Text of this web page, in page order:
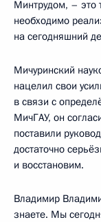
Минтрудом, – это
необходимо
на сегодняшний
Мичуринский
нацелил свои
в связи с
МичГАУ, он
поставили
достаточно
и восстановим.
Владимир
знаете. Мы